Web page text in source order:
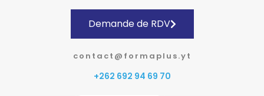
Demande de RDV
contact@formaplus.yt
+262 692 94 69 70